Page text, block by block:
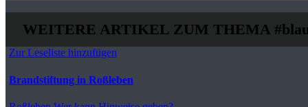
WEITERE ARTIKEL ZUM THEMA
Zur Leseliste hinzufügen
Brandstiftung in Roßleben